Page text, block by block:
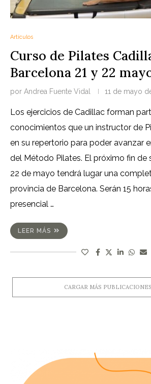
Artículos
Curso de Pilates
Barcelona 21 y 22
por Andrea Fuente Vidal 11 de mayo
Los ejercicios de Cadillac forman
conocimientos que un instructor de
en su repertorio para poder avanzar
del Método Pilates. El próximo fin de
22 de mayo tendrá lugar una
provincia de Barcelona. Serán 15
presencial …
LEER MÁS
CARGAR MÁS PUBLICACIONES